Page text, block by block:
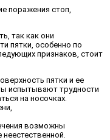
поражения стоп,
так как они
пятки, особенно по
признаков, стоит
пятки и ее
испытывают трудности
на носочках.
возможны